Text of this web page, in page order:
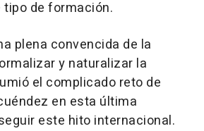
de formación.
plena convencida de la
y naturalizar la
el complicado reto de
en esta última
este hito internacional.